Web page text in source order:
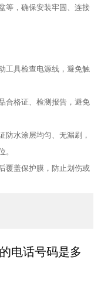
等，确保安装牢固、连接
工具检查电源线，避免触
合格证、检测报告，避免
防水涂层均匀、无漏刷，
。​
覆盖保护膜，防止划伤或
电话号码是多